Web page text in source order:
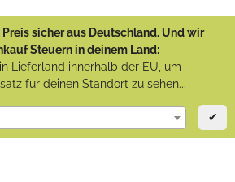
sicher aus Deutschland. Und wir
Steuern in deinem Land:
Lieferland innerhalb der EU, um
für deinen Standort zu sehen...
✔